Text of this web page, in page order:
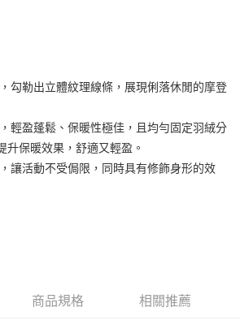
，台灣大哥大用戶可立即使用無須另外申請。
分期」，訂單成立後會自動跳轉到大哥付的交易
選擇欲分期的期數、繳款截止日，確認付款後即完
勾勒出立體紋理線條，展現俐落休閒的摩登
輕盈蓬鬆、保暖性極佳，且均勻固定羽絨分
升保暖效果，舒適又輕盈。
讓活動不受侷限，同時具有修飾身形的效
商品規格 相關推薦